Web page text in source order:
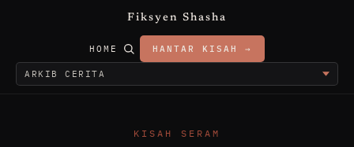
Fiksyen Shasha
HOME HANTAR KISAH →
KISAH SERAM